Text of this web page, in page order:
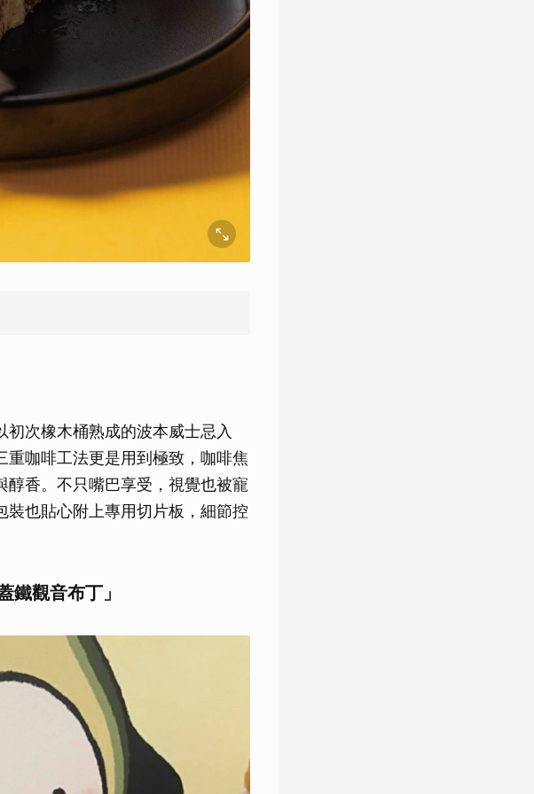
次橡木桶熟成的波本威士忌入
咖啡工法更是用到極致，咖啡焦
香。不只嘴巴享受，視覺也被寵
也貼心附上專用切片板，細節控
觀音布丁」